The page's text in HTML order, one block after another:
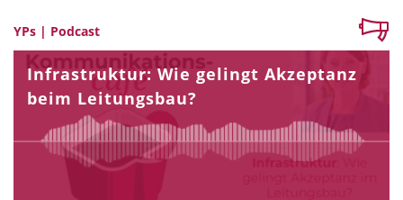
YPs | Podcast
Infrastruktur: Wie gelingt Akzeptanz
beim Leitungsbau?